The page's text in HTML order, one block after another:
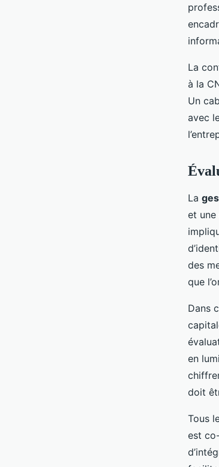
La
à la
Un
avec
La
et une
des
que
Dans
en
doit
Tous
est